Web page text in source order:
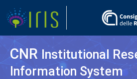
CNR Institutional
Information System